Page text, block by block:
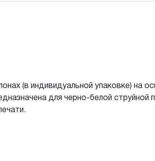
(в индивидуальной упаковке) на
для черно-белой струйной